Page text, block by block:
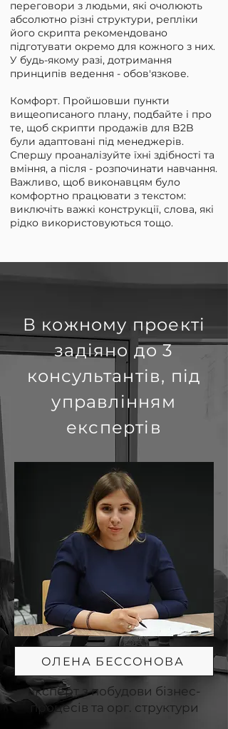
переговори з людьми, які очолюють
абсолютно різні структури, репліки
його скрипта рекомендовано
підготувати окремо для кожного з них.
У будь-якому разі, дотримання
принципів ведення - обов'язкове.
Комфорт. Пройшовши пункти
вищеописаного плану, подбайте і про
те, щоб скрипти продажів для B2B
були адаптовані під менеджерів.
Спершу проаналізуйте їхні здібності та
вміння, а після - розпочинати навчання.
Важливо, щоб виконавцям було
комфортно працювати з текстом:
виключіть важкі конструкції, слова, які
рідко використовуються тощо.
В кожному проекті
задіяно до 3
консультантів, під
управлінням
експертів
ОЛЕНА БЕССОНОВА
Експерт з побудови бізнес-
процесів та орг. структури